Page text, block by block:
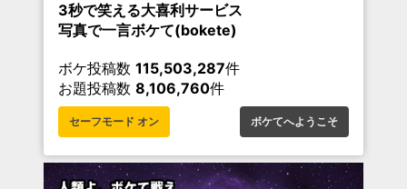
3秒で笑える大喜利サービス
写真で一言ボケて(bokete)
ボケ投稿数 115,503,287件
お題投稿数 8,106,760件
セーフモード オン ボケてへようこそ